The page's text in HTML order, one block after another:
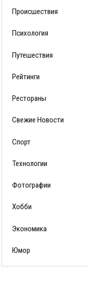
Происшествия
Психология
Путешествия
Рейтинги
Рестораны
Свежие Новости
Спорт
Технологии
Фотографии
Хобби
Экономика
Юмор